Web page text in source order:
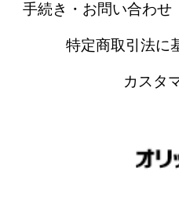
手続き・お問い合わせ
特定商取引法に
カスタ